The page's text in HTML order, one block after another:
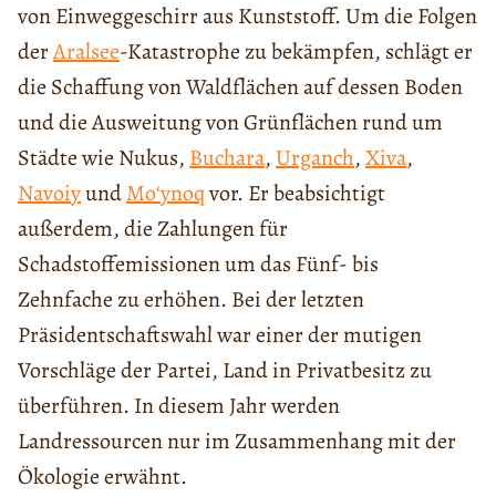
von Einweggeschirr aus Kunststoff. Um die Folgen
derAralsee-Katastrophe zu bekämpfen, schlägt er
die Schaffung von Waldflächen auf dessen Boden
und die Ausweitung von Grünflächen rund um
Städte wie Nukus, Buchara,Urganch,Xiva,
NavoiyundMoʻynoqvor. Er beabsichtigt
außerdem, die Zahlungen für
Schadstoffemissionen um das Fünf- bis
Zehnfache zu erhöhen. Bei der letzten
Präsidentschaftswahl war einer der mutigen
Vorschläge der Partei, Land in Privatbesitz zu
überführen. In diesem Jahr werden
Landressourcen nur im Zusammenhang mit der
Ökologie erwähnt.